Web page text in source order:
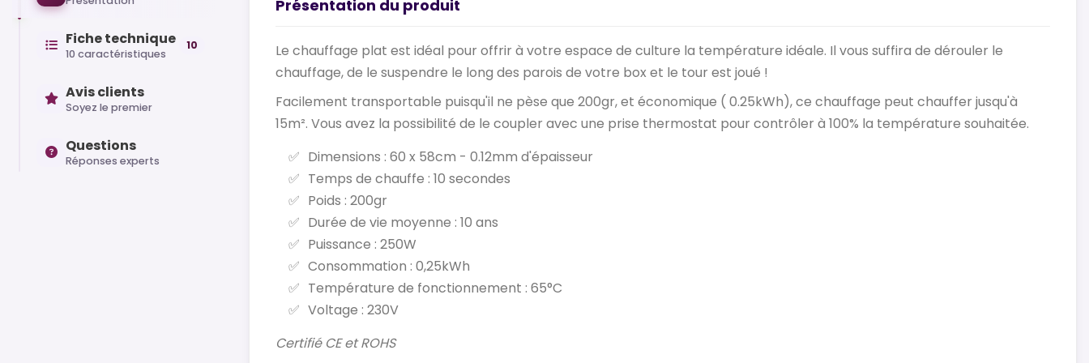
Fiche technique
10 caractéristiques
10
Avis clients
Soyez le premier
Questions
Réponses experts
Présentation du produit
Le chauffage plat est idéal pour offrir à votre espace de culture la température idéale. Il vous suffira de dérouler le
chauffage, de le suspendre le long des parois de votre box et le tour est joué !
Facilement transportable puisqu'il ne pèse que 200gr, et économique ( 0.25kWh), ce chauffage peut chauffer jusqu'à
15m². Vous avez la possibilité de le coupler avec une prise thermostat pour contrôler à 100% la température souhaitée.
Dimensions : 60 x 58cm - 0.12mm d'épaisseur
Temps de chauffe : 10 secondes
Poids : 200gr
Durée de vie moyenne : 10 ans
Puissance : 250W
Consommation : 0,25kWh
Température de fonctionnement : 65°C
Voltage : 230V
Certifié CE et ROHS